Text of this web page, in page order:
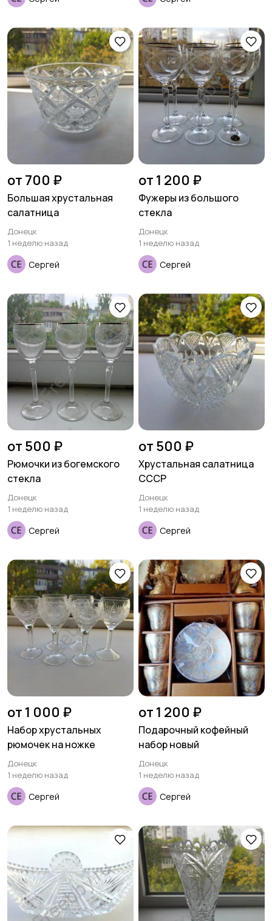
от 700 ₽
Большая хрустальная
салатница
Донецк
1 неделю назад
Сергей
от 1 200 ₽
Фужеры из большого
стекла
Донецк
1 неделю назад
Сергей
от 500 ₽
Рюмочки из богемского
стекла
Донецк
1 неделю назад
Сергей
от 500 ₽
Хрустальная салатница
СССР
Донецк
1 неделю назад
Сергей
от 1 000 ₽
Набор хрустальных
рюмочек на ножке
Донецк
1 неделю назад
Сергей
от 1 200 ₽
Подарочный кофейный
набор новый
Донецк
1 неделю назад
Сергей